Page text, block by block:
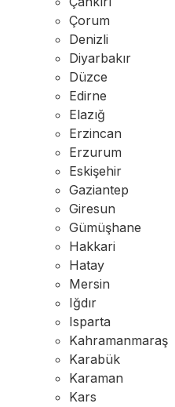
Çorum
Denizli
Diyarbakır
Düzce
Edirne
Elazığ
Erzincan
Erzurum
Eskişehir
Gaziantep
Giresun
Gümüşhane
Hakkari
Hatay
Mersin
Iğdır
Isparta
Kahramanmaraş
Karabük
Karaman
Kars